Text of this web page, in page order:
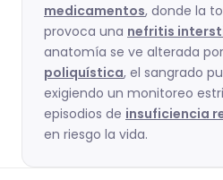
medicamentos, donde la
provoca una nefritis
anatomía se ve alterada
poliquística, el sangrado
exigiendo un monitoreo
episodios de insuficiencia
en riesgo la vida.